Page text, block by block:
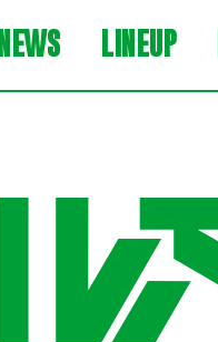
NEWS LINEUP